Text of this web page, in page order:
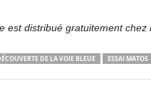
est distribué gratuitement
DE LA VOIE BLEUE ESSAI MATOS